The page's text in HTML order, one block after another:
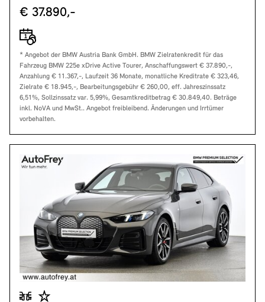
€ 37.890,-
* Angebot der BMW Austria Bank GmbH. BMW Zielratenkredit für das
Fahrzeug BMW 225e xDrive Active Tourer, Anschaffungswert € 37.890,-,
Anzahlung € 11.367,-, Laufzeit 36 Monate, monatliche Kreditrate € 323,46,
Zielrate € 18.945,-, Bearbeitungsgebühr € 260,00, eff. Jahreszinssatz
6,51%, Sollzinssatz var. 5,99%, Gesamtkreditbetrag € 30.849,40. Beträge
inkl. NoVA und MwSt.. Angebot freibleibend. Änderungen und Irrtümer
vorbehalten.